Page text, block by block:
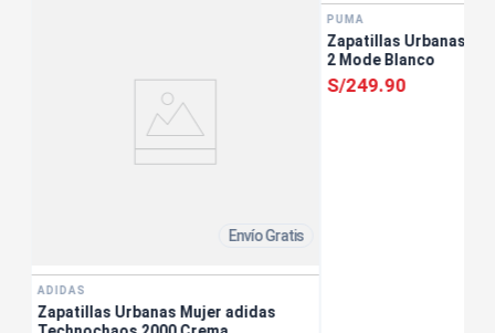
Envío Gratis
ADIDAS
Zapatillas Urbanas Mujer adidas
PUMA
Zapatillas Urbanas
2 Mode Blanco
S/249.90